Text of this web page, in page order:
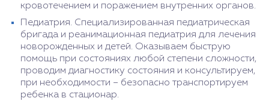
кровотечением и поражением внутренних органов.
Педиатрия. Специализированная педиатрическая
бригада и реанимационная педиатрия для лечения
новорожденных и детей. Оказываем быструю
помощь при состояниях любой степени сложности,
проводим диагностику состояния и консультируем,
при необходимости – безопасно транспортируем
ребенка в стационар.